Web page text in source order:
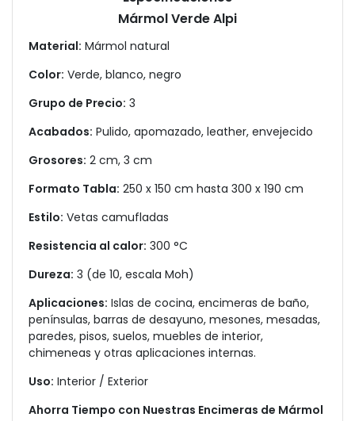
Mármol Verde Alpi
Material: Mármol natural
Color: Verde, blanco, negro
Grupo de Precio: 3
Acabados: Pulido, apomazado, leather, envejecido
Grosores: 2 cm, 3 cm
Formato Tabla: 250 x 150 cm hasta 300 x 190 cm
Estilo: Vetas camufladas
Resistencia al calor: 300 °C
Dureza: 3 (de 10, escala Moh)
Aplicaciones: Islas de cocina, encimeras de baño,
penínsulas, barras de desayuno, mesones, mesadas,
paredes, pisos, suelos, muebles de interior,
chimeneas y otras aplicaciones internas.
Uso: Interior / Exterior
Ahorra Tiempo con Nuestras Encimeras de Mármol